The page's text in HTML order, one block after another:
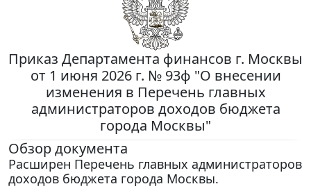
Приказ Департамента финансов г. Москвы
от 1 июня 2026 г. № 93ф "О внесении
изменения в Перечень главных
администраторов доходов бюджета
города Москвы"
Обзор документа
Расширен Перечень главных администраторов
доходов бюджета города Москвы.